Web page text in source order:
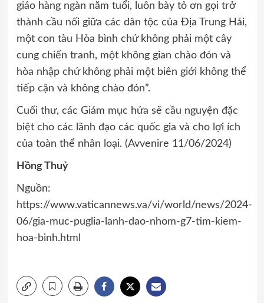
giáo hàng ngàn năm tuổi, luôn bày tỏ ơn gọi trở
thành cầu nối giữa các dân tộc của Địa Trung Hải,
một con tàu Hòa bình chứ không phải một cây
cung chiến tranh, một không gian chào đón và
hòa nhập chứ không phải một biên giới không thể
tiếp cận và không chào đón”.
Cuối thư, các Giám mục hứa sẽ cầu nguyện đặc
biệt cho các lãnh đạo các quốc gia và cho lợi ích
của toàn thể nhân loại. (Avvenire 11/06/2024)
Hồng Thuỷ
Nguồn:
https://www.vaticannews.va/vi/world/news/2024-
06/gia-muc-puglia-lanh-dao-nhom-g7-tim-kiem-
hoa-binh.html